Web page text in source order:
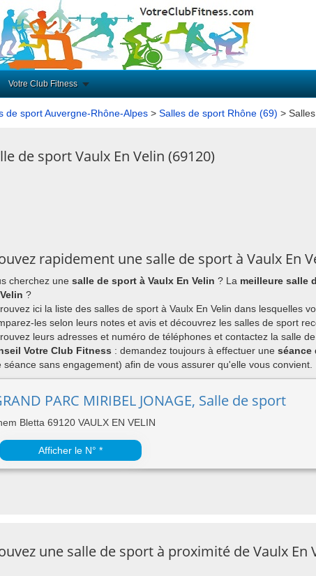
Votre Club Fitness
de sport Auvergne-Rhône-Alpes > Salles de sport Rhône (69) >
de sport Vaulx En Velin (69120)
rapidement une salle de sport à Vaulx En
cherchez une salle de sport à Vaulx En Velin ? La meilleure salle
?
ici la liste des salles de sport à Vaulx En Velin dans lesquelles
les selon leurs notes et avis et découvrez les salles de sport
leurs adresses et numéro de téléphones et contactez la salle
Votre Club Fitness : demandez toujours à effectuer une séance
séance sans engagement) afin de vous assurer qu'elle vous convient.
PARC MIRIBEL JONAGE, Salle de sport
Bletta 69120 VAULX EN VELIN
Afficher le N° *
une salle de sport à proximité de Vaulx En